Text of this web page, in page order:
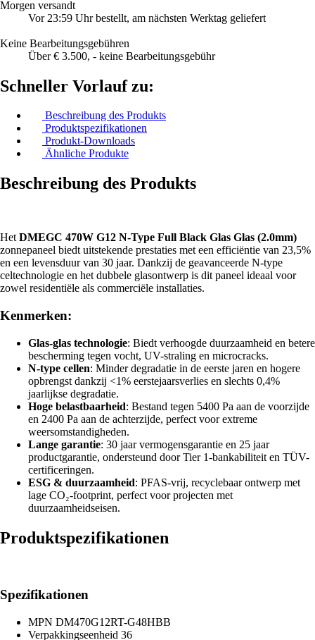
Morgen versandt
Vor 23:59 Uhr bestellt, am nächsten Werktag geliefert
Keine Bearbeitungsgebühren
Über € 3.500, - keine Bearbeitungsgebühr
Schneller Vorlauf zu:
Beschreibung des Produkts
Produktspezifikationen
Produkt-Downloads
Ähnliche Produkte
Beschreibung des Produkts
Het DMEGC 470W G12 N-Type Full Black Glas Glas (2.0mm)
zonnepaneel biedt uitstekende prestaties met een efficiëntie van 23,5%
en een levensduur van 30 jaar. Dankzij de geavanceerde N-type
celtechnologie en het dubbele glasontwerp is dit paneel ideaal voor
zowel residentiële als commerciële installaties.
Kenmerken:
Glas-glas technologie: Biedt verhoogde duurzaamheid en betere
bescherming tegen vocht, UV-straling en microcracks.
N-type cellen: Minder degradatie in de eerste jaren en hogere
opbrengst dankzij <1% eerstejaarsverlies en slechts 0,4%
jaarlijkse degradatie.
Hoge belastbaarheid: Bestand tegen 5400 Pa aan de voorzijde
en 2400 Pa aan de achterzijde, perfect voor extreme
weersomstandigheden.
Lange garantie: 30 jaar vermogensgarantie en 25 jaar
productgarantie, ondersteund door Tier 1-bankabiliteit en TÜV-
certificeringen.
ESG & duurzaamheid: PFAS-vrij, recyclebaar ontwerp met
lage CO₂-footprint, perfect voor projecten met
duurzaamheidseisen.
Produktspezifikationen
Spezifikationen
MPN DM470G12RT-G48HBB
Verpakkingseenheid 36